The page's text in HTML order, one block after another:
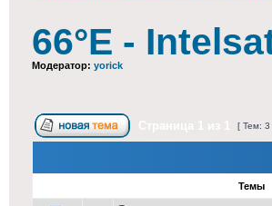
66°E -
Модератор: yorick
[ Тем: 3
Темы